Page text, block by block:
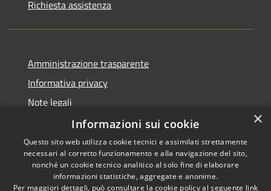
Richiesta assistenza
Amministrazione trasparente
Informativa privacy
Note legali
Dichiarazione di accessibilità
RSS
Copyright © 2026 • Comune di
×
Informazioni sui cookie
Questo sito web utilizza cookie tecnici e assimilati strettamente
necessari al corretto funzionamento e alla navigazione del sito,
nonché un cookie tecnico analitico al solo fine di elaborare
informazioni statistiche, aggregate e anonime.
Per maggiori dettagli, può consultare la cookie policy al seguente link